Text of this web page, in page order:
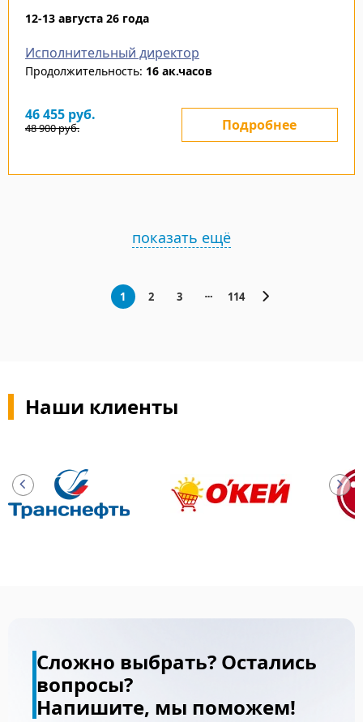
12-13 августа 26 года
Исполнительный директор
Продолжительность: 16 ак.часов
46 455 руб.
48 900руб. Подробнее
показать ещё
1 2 3 114
Наши клиенты
Сложно выбрать? Остались
вопросы?
Напишите, мы поможем!